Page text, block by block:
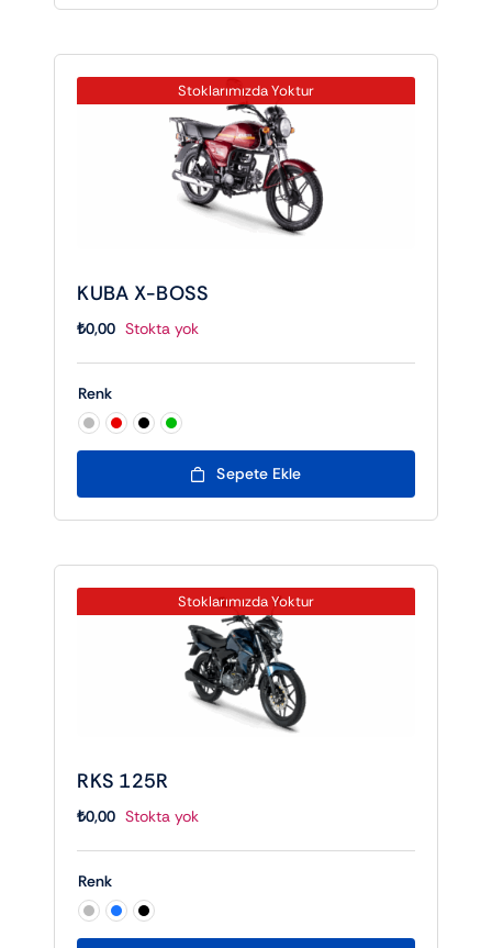
Stoklarımızda Yoktur
KUBA X-BOSS
₺0,00 Stokta yok
Renk
Sepete Ekle
Stoklarımızda Yoktur
RKS 125R
₺0,00 Stokta yok
Renk